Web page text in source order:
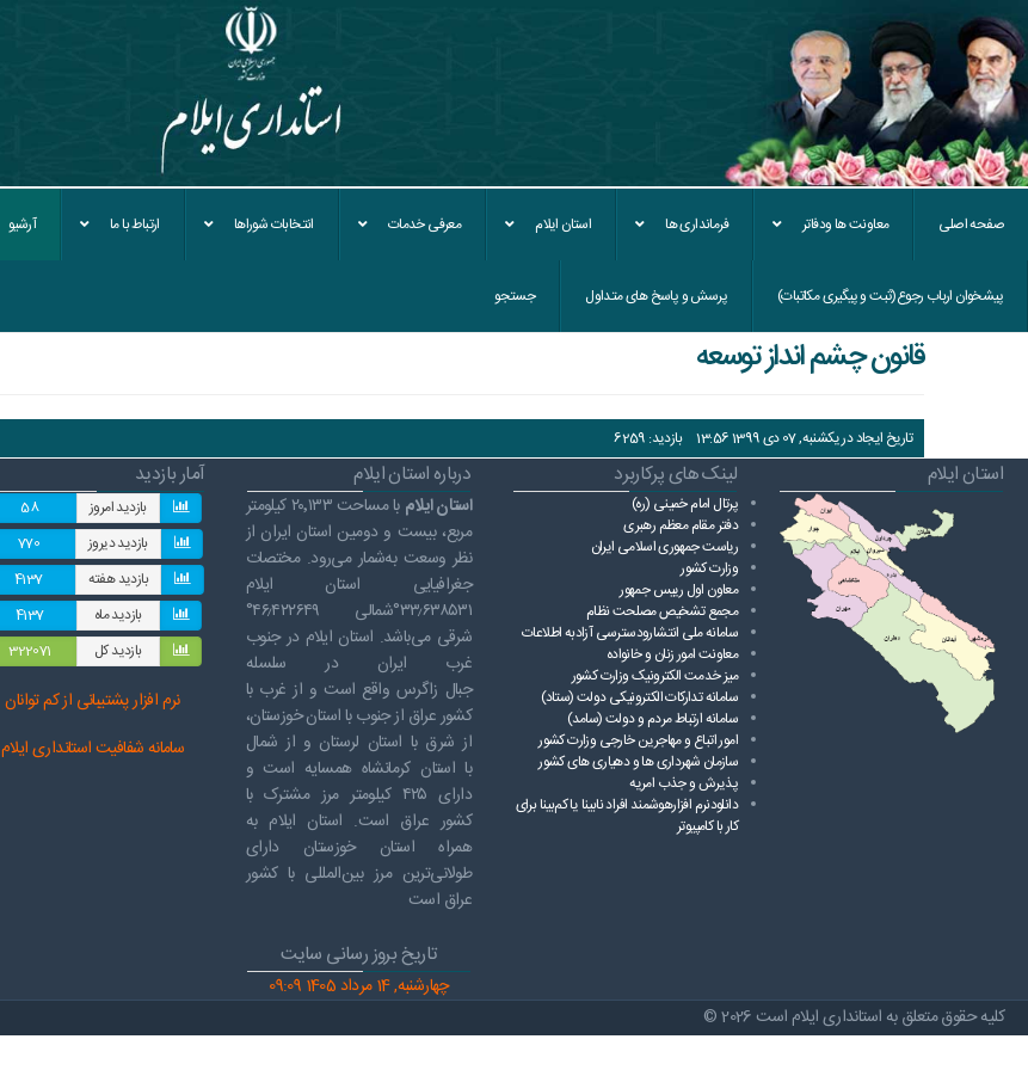
صفحه اصلی معاونت ها ودفاتر فرمانداری ها استان ایلام معرفی خدمات انتخابات شوراها ارتباط با ما آرشیو
پیشخوان ارباب رجوع(ثبت و پیگیری مکاتبات) پرسش و پاسخ های متداول جستجو
قانون چشم انداز توسعه
تاریخ ایجاد در یکشنبه, 07 دی 1399 13:56 بازدید: 6259
استان ایلام لینک های پرکاربرد
پرتال امام خمینی (ره)
دفتر مقام معظم رهبری
ریاست ‌جمهوری اسلامی ایران
وزارت کشور
معاون اول رییس جمهور
مجمع تشخیص مصلحت نظام
سامانه ملی انتشارودسترسی آزادبه اطلاعات
معاونت امور زنان و خانواده
میز خدمت الکترونیک وزارت کشور
سامانه تدارکات الکترونیکی دولت (ستاد)
سامانه ارتباط مردم و دولت (سامد)
امور اتباع و مهاجرین خارجی وزارت کشور
سازمان شهرداری ها و دهیاری های کشور
پذیرش و جذب امریه
دانلودنرم افزارهوشمند افراد نابینا یا کم‌بینا برای
کار با کامپیوتر
درباره استان ایلام
استان ایلام
با مساحت ۲۰٬۱۳۳ کیلومتر
مربع، بیست و دومین استان ایران از
نظر وسعت به‌شمار می‌رود. مختصات
جغرافیایی استان ایلام
۳۳٫۶۳۸۵۳۱°شمالی ۴۶٫۴۲۲۶۴۹°
شرقی می‌باشد. استان ایلام در جنوب
غرب ایران در سلسله
جبال زاگرس واقع است و از غرب با
کشور عراق از جنوب با استان خوزستان،
از شرق با استان لرستان و از شمال
با استان کرمانشاه همسایه است و
دارای ۴۲۵ کیلومتر مرز مشترک با
کشور عراق است. استان ایلام به
همراه استان خوزستان دارای
طولانی‌ترین مرز بین‌المللی با کشور
عراق است
تاریخ بروز رسانی سایت
چهارشنبه, 14 مرداد 1405 09:09
آمار بازدید
بازدید امروز
58
بازدید دیروز
770
بازدید هفته
4137
بازدید ماه
4137
بازدید کل
322071
نرم افزار پشتیبانی از کم توانان
سامانه شفافیت استانداری ایلام
کلیه حقوق متعلق به استانداری ایلام است 2026 ©